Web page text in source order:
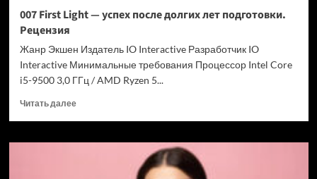
быстрее
007 First Light — успех после долгих лет подготовки.
Рецензия
Жанр Экшен Издатель IO Interactive Разработчик IO
Interactive Минимальные требования Процессор Intel Core
i5-9500 3,0 ГГц / AMD Ryzen 5...
Читать далееПрочитать
007